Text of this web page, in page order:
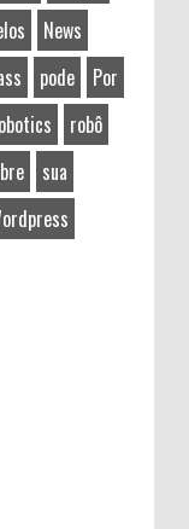
News
pode
Por
robô
sua